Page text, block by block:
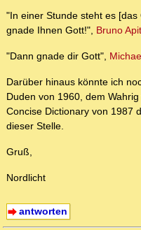
"In einer Stunde steht es
gnade Ihnen Gott!", Bruno
"Dann gnade dir Gott",
Darüber hinaus könnte ich
Duden von 1960, dem
Concise Dictionary von 1987
dieser Stelle.
Gruß,
Nordlicht
antworten